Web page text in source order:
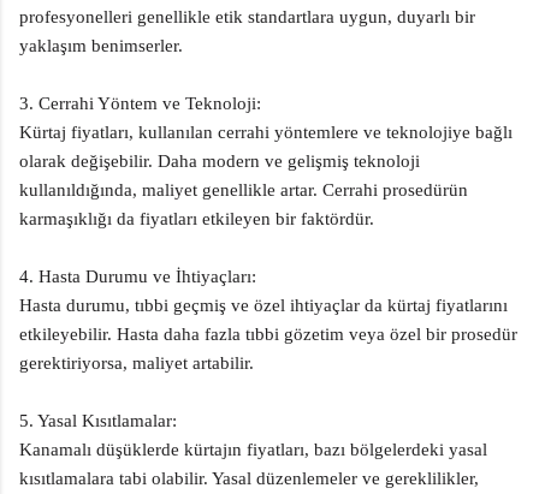
profesyonelleri genellikle etik standartlara uygun, duyarlı bir
yaklaşım benimserler.
3. Cerrahi Yöntem ve Teknoloji:
Kürtaj fiyatları, kullanılan cerrahi yöntemlere ve teknolojiye bağlı
olarak değişebilir. Daha modern ve gelişmiş teknoloji
kullanıldığında, maliyet genellikle artar. Cerrahi prosedürün
karmaşıklığı da fiyatları etkileyen bir faktördür.
4. Hasta Durumu ve İhtiyaçları:
Hasta durumu, tıbbi geçmiş ve özel ihtiyaçlar da kürtaj fiyatlarını
etkileyebilir. Hasta daha fazla tıbbi gözetim veya özel bir prosedür
gerektiriyorsa, maliyet artabilir.
5. Yasal Kısıtlamalar:
Kanamalı düşüklerde kürtajın fiyatları, bazı bölgelerdeki yasal
kısıtlamalara tabi olabilir. Yasal düzenlemeler ve gereklilikler,